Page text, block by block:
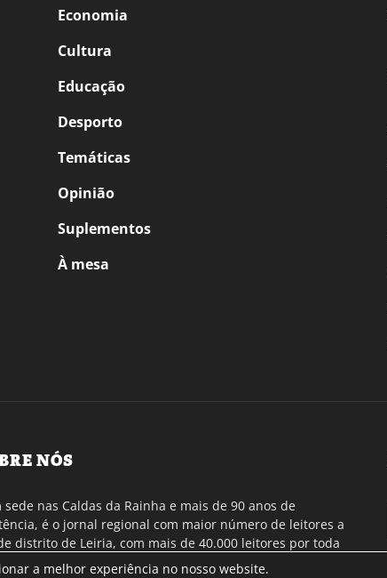
Economia
Cultura
Educação
Desporto
Temáticas
Opinião
Suplementos
À mesa
NÓS
sede nas Caldas da Rainha e mais de 90 anos de
é o jornal regional com maior número de leitores a
distrito de Leiria, com mais de 40.000 leitores por toda
Oeste. Jornal com distribuição em Portugal
a melhor experiência no nosso website.